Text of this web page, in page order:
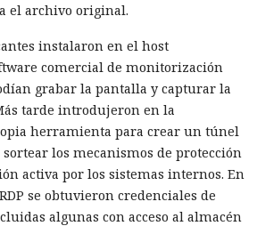
el archivo original.
instalaron en el host
comercial de monitorización
grabar la pantalla y capturar la
tarde introdujeron en la
herramienta para crear un túnel
los mecanismos de protección
activa por los sistemas internos. En
se obtuvieron credenciales de
algunas con acceso al almacén